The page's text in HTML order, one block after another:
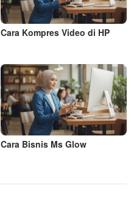
Cara Kompres Video di HP
Cara Bisnis Ms Glow